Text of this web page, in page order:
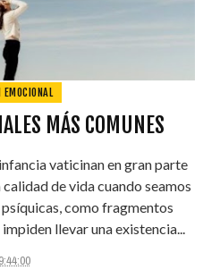
EMOCIONAL
MÁS COMUNES
vaticinan en gran parte
de vida cuando seamos
como fragmentos
llevar una existencia...
9:44:00